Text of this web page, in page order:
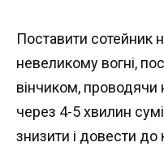
Поставити сотейник
невеликому вогні,
вінчиком, проводячи
через 4-5 хвилин
знизити і довести до